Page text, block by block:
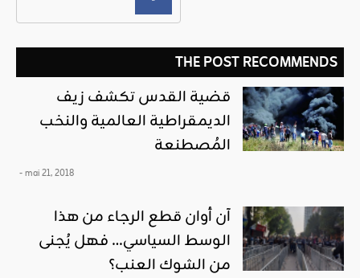
THE POST RECOMMENDS
قضية القدس تكشف زيف
الديمقراطية العالمية والنخب
المُصطنعة
- mai 21, 2018
آن أوان قطع الرجاء من هذا
الوسط السياسي… فهل يُجنى
من الشوك العنب؟